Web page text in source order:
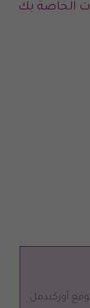
الخاصة بك
أوركيدفل